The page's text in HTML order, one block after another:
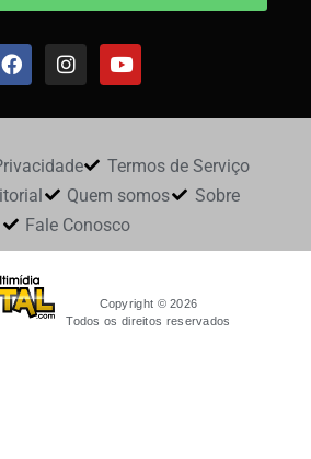
Termos de Serviço
Quem somos
Sobre
Fale Conosco
Copyright © 2026
Todos os direitos reservados